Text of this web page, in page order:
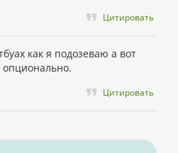
Цитировать
как я подозеваю а вот
Цитировать